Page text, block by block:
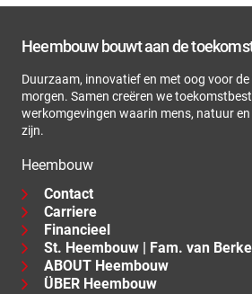
Heembouw bouwt aan de
Duurzaam, innovatief en met oog voor de
morgen. Samen creëren we
werkomgevingen waarin mens, natuur
zijn.
Heembouw
Contact
Carriere
Financieel
St. Heembouw | Fam. van Berkel
ABOUT Heembouw
ÜBER Heembouw